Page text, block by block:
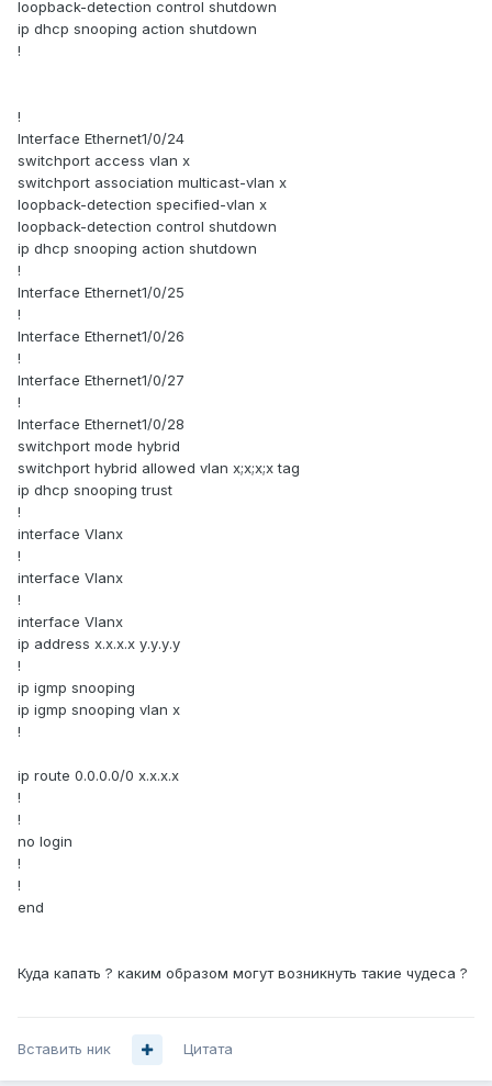
loopback-detection control shutdown
ip dhcp snooping action shutdown
!
!
Interface Ethernet1/0/24
switchport access vlan x
switchport association multicast-vlan x
loopback-detection specified-vlan x
loopback-detection control shutdown
ip dhcp snooping action shutdown
!
Interface Ethernet1/0/25
!
Interface Ethernet1/0/26
!
Interface Ethernet1/0/27
!
Interface Ethernet1/0/28
switchport mode hybrid
switchport hybrid allowed vlan х;x;x;x tag
ip dhcp snooping trust
!
interface Vlanх
!
interface Vlanх
!
interface Vlanх
ip address х.х.х.х у.у.у.у
!
ip igmp snooping
ip igmp snooping vlan x
!
ip route 0.0.0.0/0 х.х.х.х
!
!
no login
!
!
end
Куда капать ? каким образом могут возникнуть такие чудеса ?
Вставить ник Цитата